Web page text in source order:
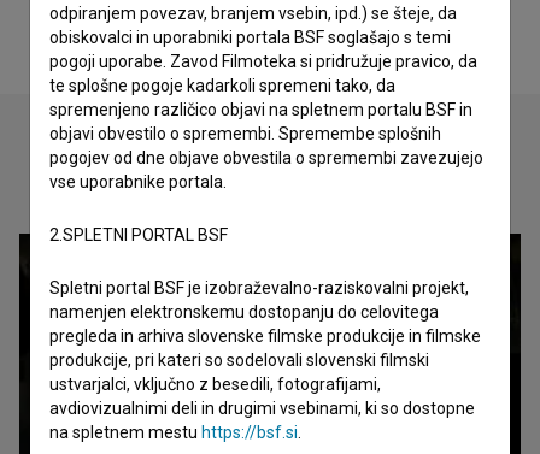
Oglejte si
odpiranjem povezav, branjem vsebin, ipd.) se šteje, da
obiskovalci in uporabniki portala BSF soglašajo s temi
pogoji uporabe. Zavod Filmoteka si pridružuje pravico, da
te splošne pogoje kadarkoli spremeni tako, da
spremenjeno različico objavi na spletnem portalu BSF in
objavi obvestilo o spremembi. Spremembe splošnih
pogojev od dne objave obvestila o spremembi zavezujejo
vse uporabnike portala.
2.SPLETNI PORTAL BSF
Spletni portal BSF je izobraževalno-raziskovalni projekt,
namenjen elektronskemu dostopanju do celovitega
pregleda in arhiva slovenske filmske produkcije in filmske
produkcije, pri kateri so sodelovali slovenski filmski
ustvarjalci, vključno z besedili, fotografijami,
avdiovizualnimi deli in drugimi vsebinami, ki so dostopne
na spletnem mestu https://bsf.si